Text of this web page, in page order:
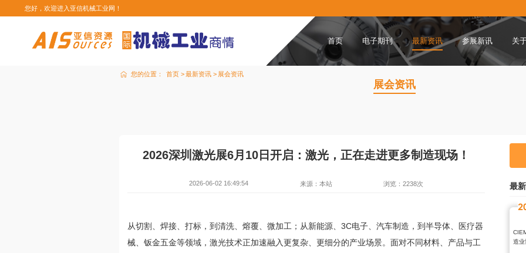
您好，欢迎进入亚信机械工业网！
首页 电子期刊 最新资讯 参展新讯 关
您的位置： 首页 最新资讯 展会资讯
展会资讯
2026深圳激光展6月10日开启：激光，正在走进更多制造现场！
2026-06-02 16:49:54 来源：本站 浏览：2238次
从切割、焊接、打标，到清洗、熔覆、微加工；从新能源、 3C电子、汽车制造，到半导体、医疗器
械、钣金五金等领域，激光技术正加速融入更复杂、更细分的产业场景。面对不同材料、产品与工
最
造业